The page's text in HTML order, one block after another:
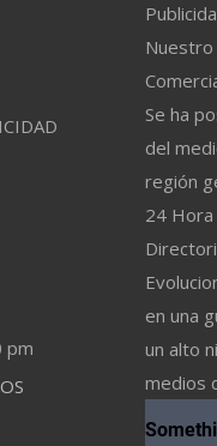
pm
Nuestro
Se ha
del
región
24
en una
un alto
medios